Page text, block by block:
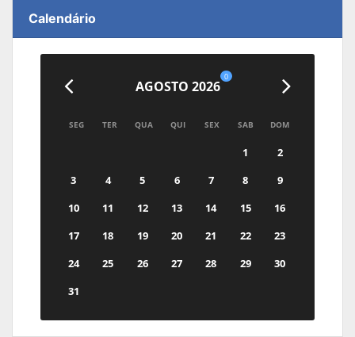
Calendário
AGOSTO 2026
0
SEG TER QUA QUI SEX SAB DOM
1
2
3
4 5 6 7 8
9
10
11 12 13 14 15
16
17
18 19 20 21 22
23
24
25 26 27 28 29
30
31